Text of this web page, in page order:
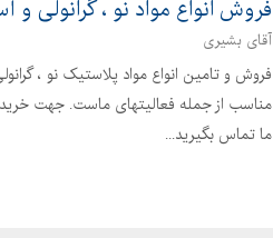
فروش انواع مواد نو ، گرانولی و
آقای بشیری
فروش و تامین انواع مواد پلاستیک نو ،
مناسب از جمله فعالیتهای ماست. جهت خرید
ما تماس بگیرید...